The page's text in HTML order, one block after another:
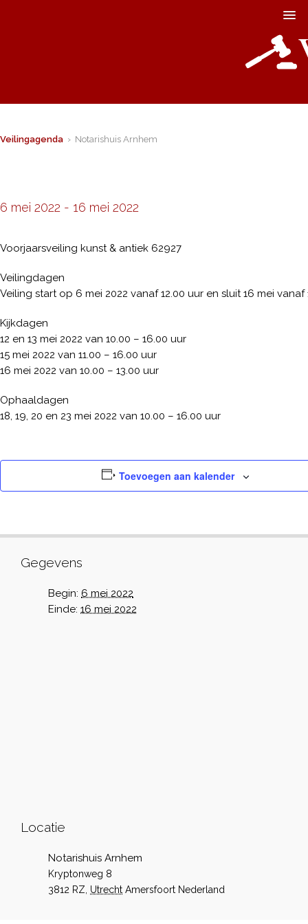
Veilingagenda › Notarishuis Arnhem
6 mei 2022 - 16 mei 2022
Voorjaarsveiling kunst & antiek 62927
Veilingdagen
Veiling start op 6 mei 2022 vanaf 12.00 uur en sluit 16 mei vanaf
Kijkdagen
12 en 13 mei 2022 van 10.00 – 16.00 uur
15 mei 2022 van 11.00 – 16.00 uur
16 mei 2022 van 10.00 – 13.00 uur
Ophaaldagen
18, 19, 20 en 23 mei 2022 van 10.00 – 16.00 uur
Toevoegen aan kalender
Gegevens
Begin: 6 mei 2022
Einde: 16 mei 2022
Locatie
Notarishuis Arnhem
Kryptonweg 8
3812 RZ Utrecht Amersfoort Nederland